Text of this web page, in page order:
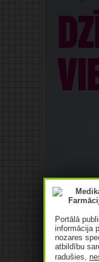
Portālā
informācija
nozares
atbildību
radušies,